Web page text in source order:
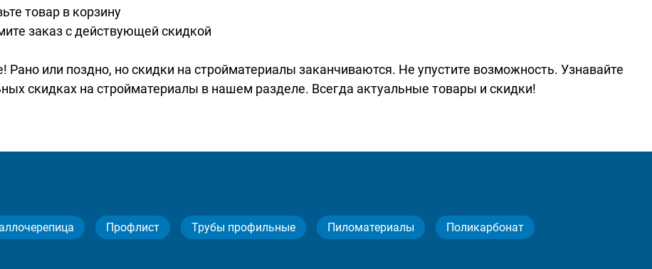
товар в корзину
заказ с действующей скидкой
Рано или поздно, но скидки на стройматериалы заканчиваются. Не упустите возможность. Узнавайте
скидках на стройматериалы в нашем разделе. Всегда актуальные товары и скидки!
Профлист Трубы профильные Пиломатериалы Поликарбонат